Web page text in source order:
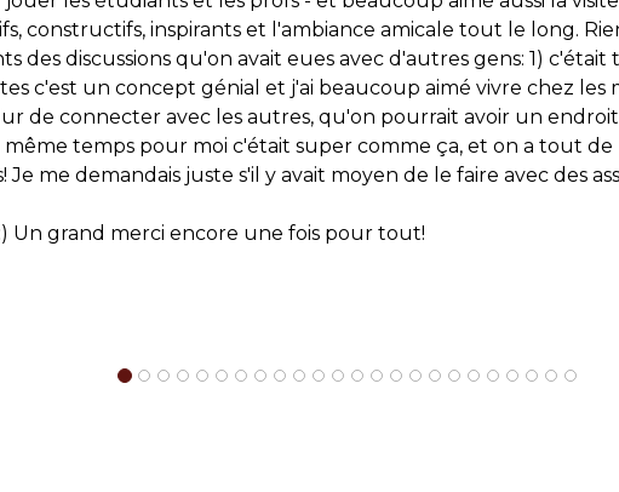
constructifs, inspirants et l'ambiance amicale tout le long.
des discussions qu'on avait eues avec d'autres gens: 1)
c'est un concept génial et j'ai beaucoup aimé vivre chez
de connecter avec les autres, qu'on pourrait avoir un
temps pour moi c'était super comme ça, et on a tout
me demandais juste s'il y avait moyen de le faire avec des
Un grand merci encore une fois pour tout!